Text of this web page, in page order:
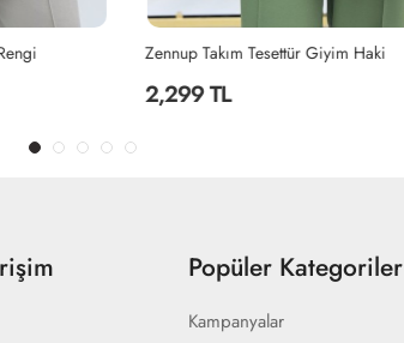
Zennup Takım Tesettür Giyim Haki
2,299 TL
Popüler Kategoriler
Kampanyalar